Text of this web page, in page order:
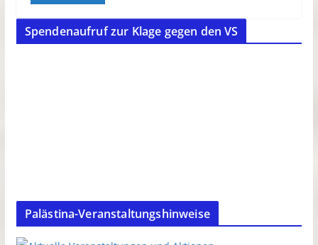
Spendenaufruf zur Klage gegen den VS
Palästina-Veranstaltungshinweise